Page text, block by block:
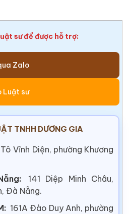
sư để được hỗ trợ:
Zalo
Luật sư
TNHH DƯƠNG GIA
Vĩnh Diện, phường Khương
141 Diệp Minh Châu,
Đà Nẵng.
161A Đào Duy Anh, phường